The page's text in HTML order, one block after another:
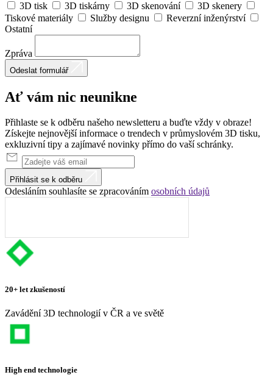
3D tisk
3D tiskárny 3D skenování
3D skenery
Tiskové materiály
Služby designu
Reverzní inženýrství
Ostatní
Zpráva
Odeslat formulář
Ať vám nic neunikne
Přihlaste se k odběru našeho newsletteru a buďte vždy v obraze!
Získejte nejnovější informace o trendech v průmyslovém 3D tisku,
exkluzivní tipy a zajímavé novinky přímo do vaší schránky.
Přihlásit se k odběru
Odesláním souhlasíte se zpracováním osobních údajů
20+ let zkušeností
Zavádění 3D technologií v ČR a ve světě
High end technologie